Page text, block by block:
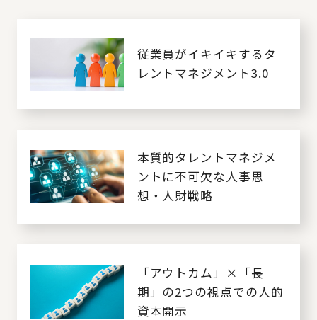
従業員がイキイキするタ
レントマネジメント3.0
本質的タレントマネジメ
ントに不可欠な人事思
想・人財戦略
「アウトカム」×「長
期」の2つの視点での人的
資本開示